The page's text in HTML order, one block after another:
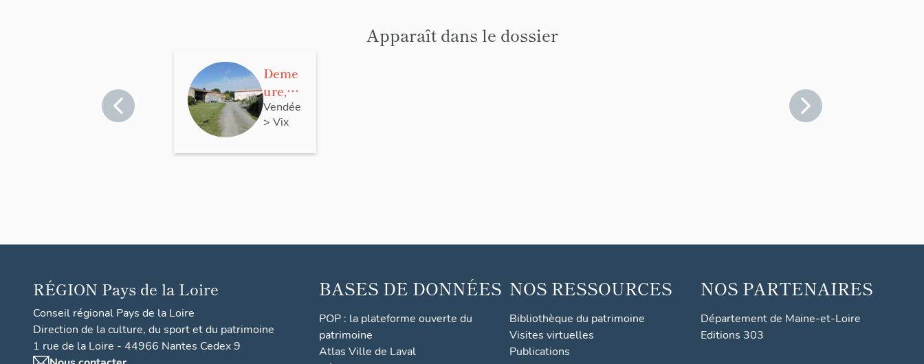
Apparaît dans le dossier
Deme
ure,
12 rue
de la
Vendée
> Vix
RÉGION Pays de la Loire
Conseil régional Pays de la Loire
Direction de la culture, du sport et du patrimoine
1 rue de la Loire - 44966 Nantes Cedex 9
BASES DE DONNÉES
POP : la plateforme ouverte du
patrimoine
Atlas Ville de Laval
NOS RESSOURCES
Bibliothèque du patrimoine
Visites virtuelles
Publications
NOS PARTENAIRES
Département de Maine-et-Loire
Editions 303